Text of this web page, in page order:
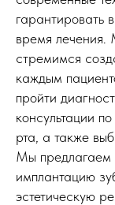
гарантировать
время
стремимся
каждым
пройти
консультации
рта, а также
Мы предлагаем
имплантацию
эстетическую